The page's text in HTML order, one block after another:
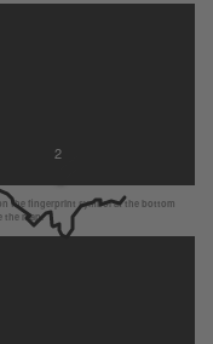
the fingerprint symbol at the bottom
the map.
2